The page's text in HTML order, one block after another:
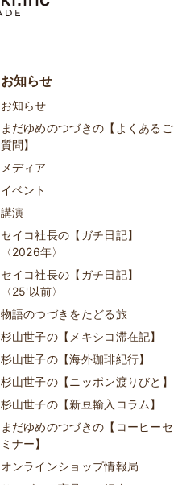
お知らせ
お知らせ
まだゆめのつづきの【よくあるご
質問】
メディア
イベント
講演
セイコ社長の【ガチ日記】
〈2026年〉
セイコ社長の【ガチ日記】
〈25'以前〉
物語のつづきをたどる旅
杉山世子の【メキシコ滞在記】
杉山世子の【海外珈琲紀行】
杉山世子の【ニッポン渡りびと】
杉山世子の【新豆輸入コラム】
まだゆめのつづきの【コーヒーセ
ミナー】
オンラインショップ情報局